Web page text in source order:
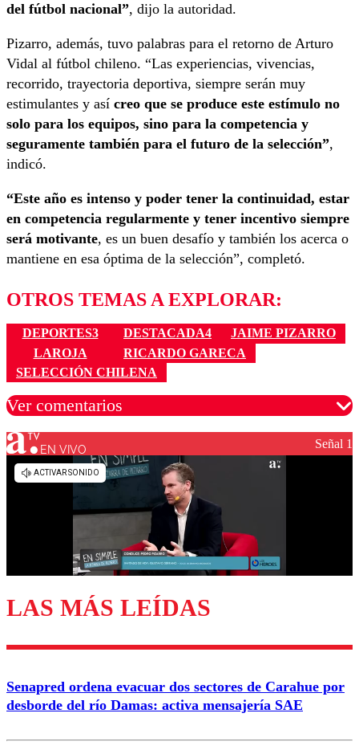
del fútbol nacional”, dijo la autoridad.
Pizarro, además, tuvo palabras para el retorno de Arturo
Vidal al fútbol chileno. “Las experiencias, vivencias,
recorrido, trayectoria deportiva, siempre serán muy
estimulantes y así creo que se produce este estímulo no
solo para los equipos, sino para la competencia y
seguramente también para el futuro de la selección”,
indicó.
“Este año es intenso y poder tener la continuidad, estar
en competencia regularmente y tener incentivo siempre
será motivante, es un buen desafío y también los acerca o
mantiene en esa óptima de la selección”, completó.
OTROS TEMAS A EXPLORAR:
DEPORTES3 DESTACADA4
JAIME PIZARRO
LAROJA
RICARDO GARECA
SELECCIÓN CHILENA
Ver comentarios
Los comentarios son moderados para garantizar un
diálogo respetuoso.
Enviar comentario
EN VIVO Señal 1
LAS MÁS LEÍDAS
Senapred ordena evacuar dos sectores de Carahue por
desborde del río Damas: activa mensajería SAE